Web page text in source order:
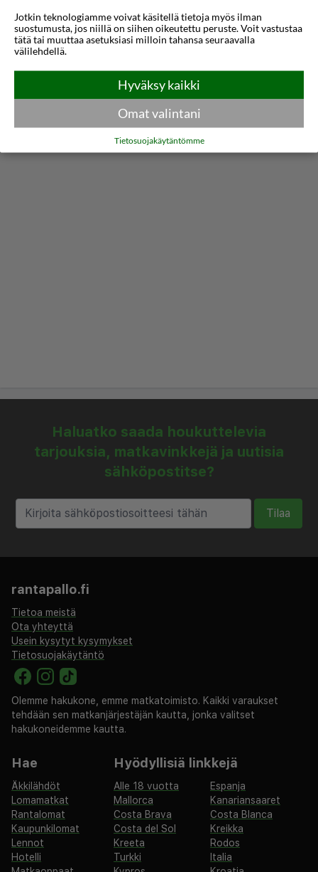
huomaavaisesta palvelusta koko vierailusi ajan.
Hotelli tarjoaa monenlaisia mukautettuja huoneita,
käytännöllisillä mukavuuksilla. Valitse
standardihuoneiden, tilavien perhesviittien tai
merinäköalavaihtoehtojen välillä, kaikki varustettu
ilmastoinnilla, taulutelevisioilla ja omilla
Elaria Hotel Hurgada sijaitsee kätevästi lähellä
jännittäviä vesiliikuntatoimintoja. Olitpa sitten
lomamatkalla perheen kanssa tai romanttisella
pakomatkalla, hotelli tarjoaa mukautetun
tukikohdan tutkia kaikkea, mitä Hurghada tarjoaa.
Varaa oleskelusi ja koe Punaisenmeren rannikolla
Näytä lisää
Haluatko saada houkuttelevia
tarjouksia, matkavinkkejä ja uutisia
sähköpostitse?
Tilaa
rantapallo.fi
Tietoa meistä
Ota yhteyttä
Usein kysytyt kysymykset
Tietosuojakäytäntö
Olemme hakukone, emme matkatoimisto. Kaikki varaukset
tehdään sen matkanjärjestäjän kautta, jonka valitset
hakukoneidemme kautta.
Hae
Äkkilähdöt
Lomamatkat
Rantalomat
Kaupunkilomat
Lennot
Hotelli
Hyödyllisiä linkkejä
Alle 18 vuotta
Espanja
Mallorca
Kanariansaaret
Costa Brava
Costa Blanca
Costa del Sol
Kreikka
Kreeta
Rodos
Turkki
Italia
Jotkin teknologiamme voivat käsitellä tietoja myös ilman
suostumusta, jos niillä on siihen oikeutettu peruste. Voit vastustaa
tätä tai muuttaa asetuksiasi milloin tahansa seuraavalla
välilehdellä.
Hyväksy kaikki
Omat valintani
Tietosuojakäytäntömme